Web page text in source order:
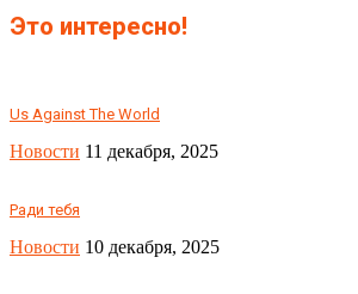
Это интересно!
Us Against The World
Новости 11 декабря, 2025
Ради тебя
Новости 10 декабря, 2025